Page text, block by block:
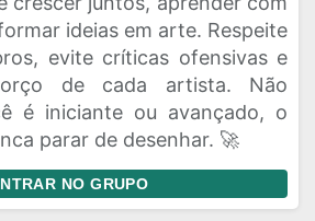
ideias em arte. Respeite
evite críticas ofensivas e
de cada artista. Não
é iniciante ou avançado, o
parar de desenhar. 🚀
NO GRUPO